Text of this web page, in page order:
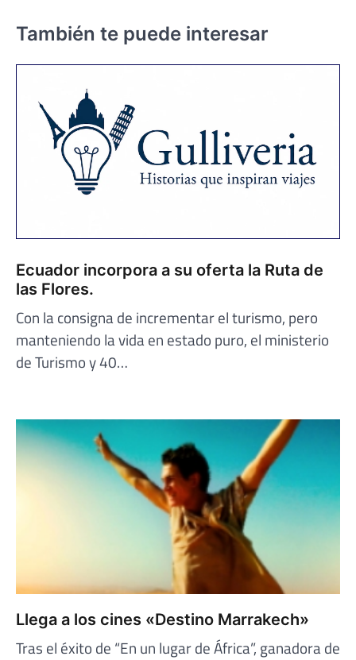
También te puede interesar
Ecuador incorpora a su oferta la Ruta de
las Flores.
Con la consigna de incrementar el turismo, pero
manteniendo la vida en estado puro, el ministerio
de Turismo y 40…
Llega a los cines «Destino Marrakech»
Tras el éxito de “En un lugar de África”, ganadora de